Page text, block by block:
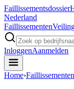
Faillissementsdossier
Nederland
Faillissementen
InloggenAanmelden
Home›Faillissementen